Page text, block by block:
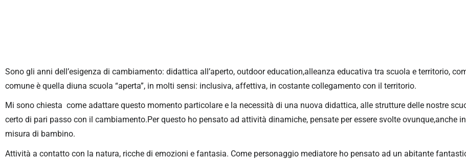
Sono gli anni dell’esigenza di cambiamento: didattica all’aperto, outdoor education,alleanza educativa tra scuola e territorio,
comune è quella diuna scuola “aperta”, in molti sensi: inclusiva, affettiva, in costante collegamento con il territorio.
Mi sono chiesta come adattare questo momento particolare e la necessità di una nuova didattica, alle strutture delle nostre
certo di pari passo con il cambiamento.Per questo ho pensato ad attività dinamiche, pensate per essere svolte ovunque,anche
misura di bambino.
Attività a contatto con la natura, ricche di emozioni e fantasia. Come personaggio mediatore ho pensato ad un abitante